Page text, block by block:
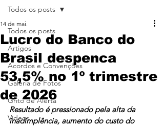
Todos os posts
Artigos
Acordos e Convenções
Galeria de Fotos
Grito de Alerta
Vídeos
Todos os posts
Lucro do Banco do
Brasil despenca
53,5% no 1º trimestre
de 2026
14 de mai.
Resultado é pressionado pela alta da
inadimplência, aumento do custo do